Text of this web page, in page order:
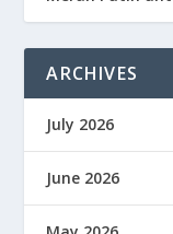
ARCHIVES
July 2026
June 2026